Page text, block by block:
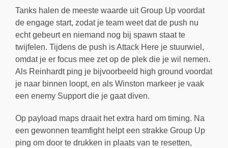
Tanks halen de meeste waarde uit Group Up voordat
de engage start, zodat je team weet dat de push nu
echt gebeurt en niemand nog bij spawn staat te
twijfelen. Tijdens de push is Attack Here je stuurwiel,
omdat je er focus mee zet op de plek die je wil nemen.
Als Reinhardt ping je bijvoorbeeld high ground voordat
je naar binnen loopt, en als Winston markeer je vaak
een enemy Support die je gaat diven.
Op payload maps draait het extra hard om timing. Na
een gewonnen teamfight helpt een strakke Group Up
ping om door te drukken in plaats van te resetten,